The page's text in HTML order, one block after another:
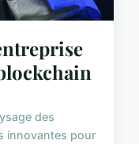
des
innovantes pour